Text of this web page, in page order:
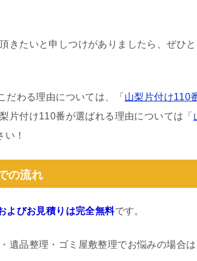
きたいと申しつけがありましたら、ぜひ
だわる理由については、「 山梨片付け110
片付け110番が選ばれる理由については「
い！
の流れ
よびお見積りは完全無料です。
遺品整理・ゴミ屋敷整理でお悩みの場合